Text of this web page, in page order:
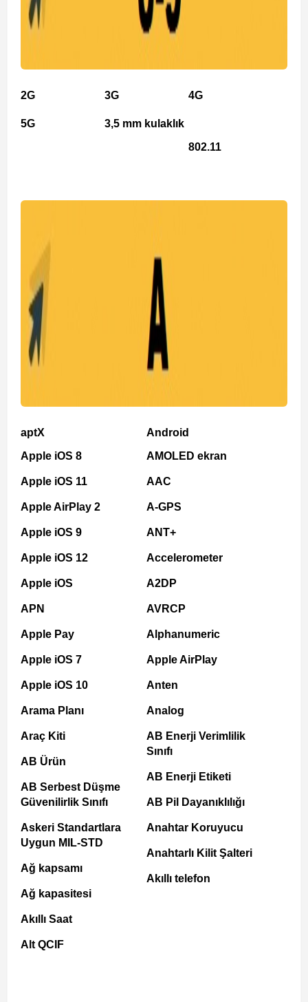
2G 3G 4G
5G
3,5 mm kulaklık
802.11
aptX
Apple iOS 8
Apple iOS 11
Apple AirPlay 2
Apple iOS 9
Apple iOS 12
Apple iOS
APN
Apple Pay
Apple iOS 7
Apple iOS 10
Arama Planı
Araç Kiti
AB Ürün
AB Serbest Düşme
Güvenilirlik Sınıfı
Askeri Standartlara
Uygun MIL-STD
Ağ kapsamı
Ağ kapasitesi
Akıllı Saat
Alt QCIF
Android
AMOLED ekran
AAC
A-GPS
ANT+
Accelerometer
A2DP
AVRCP
Alphanumeric
Apple AirPlay
Anten
Analog
AB Enerji Verimlilik
Sınıfı
AB Enerji Etiketi
AB Pil Dayanıklılığı
Anahtar Koruyucu
Anahtarlı Kilit Şalteri
Akıllı telefon